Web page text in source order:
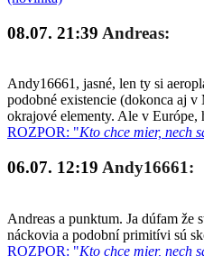
08.07. 21:39 Andreas:
Andy16661, jasné, len ty si
podobné existencie (dokonca aj
okrajové elementy. Ale v Európe,
ROZPOR: "Kto chce mier, nech
06.07. 12:19 Andy16661:
Andreas a punktum. Ja dúfam že
náckovia a podobní primitívi sú
ROZPOR: "Kto chce mier, nech